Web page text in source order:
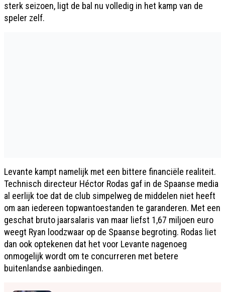
sterk seizoen, ligt de bal nu volledig in het kamp van de
speler zelf.
Levante kampt namelijk met een bittere financiële realiteit.
Technisch directeur Héctor Rodas gaf in de Spaanse media
al eerlijk toe dat de club simpelweg de middelen niet heeft
om aan iedereen topwantoestanden te garanderen. Met een
geschat bruto jaarsalaris van maar liefst 1,67 miljoen euro
weegt Ryan loodzwaar op de Spaanse begroting. Rodas liet
dan ook optekenen dat het voor Levante nagenoeg
onmogelijk wordt om te concurreren met betere
buitenlandse aanbiedingen.